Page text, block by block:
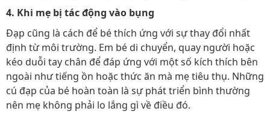
4. Khi mẹ bị tác động vào bụng
Đạp cũng là cách để bé thích ứng với sự thay đổi nhất
định từ môi trường. Em bé di chuyển, quay người hoặc
kéo duỗi tay chân để đáp ứng với một số kích thích bên
ngoài như tiếng ồn hoặc thức ăn mà mẹ tiêu thụ. Những
cú đạp của bé hoàn toàn là sự phát triển bình thường
nên mẹ không phải lo lắng gì về điều đó.